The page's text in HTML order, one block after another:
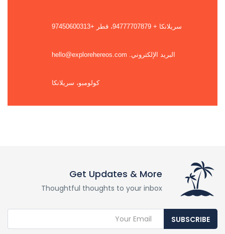
سريلانكا + 94777707879، قطر +97450600313
البريد الإلكتروني. hello@explorehereos.com
كولومبو، سريلانكا
Get Updates & More
Thoughtful thoughts to your inbox
SUBSCRIBE